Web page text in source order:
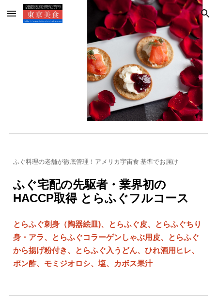
Skip to main content Skip to navigation
ふぐ料理の老舗が徹底管理！アメリカ宇宙食 基準でお届け
ふぐ宅配の先駆者・業界初の
HACCP取得 とらふぐフルコース
とらふぐ刺身（陶器絵皿)、とらふぐ皮、とらふぐちり
身・アラ、とらふぐコラーゲンしゃぶ用皮、とらふぐ
から揚げ粉付き、とらふぐ入うどん、ひれ酒用ヒレ、
ポン酢、モミジオロシ、塩、カボス果汁